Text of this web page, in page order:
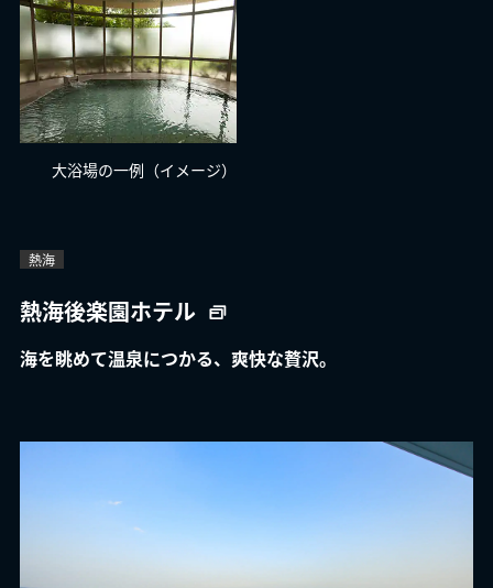
大浴場の一例（イメージ）
熱海
熱海後楽園ホテル
海を眺めて温泉につかる、爽快な贅沢。